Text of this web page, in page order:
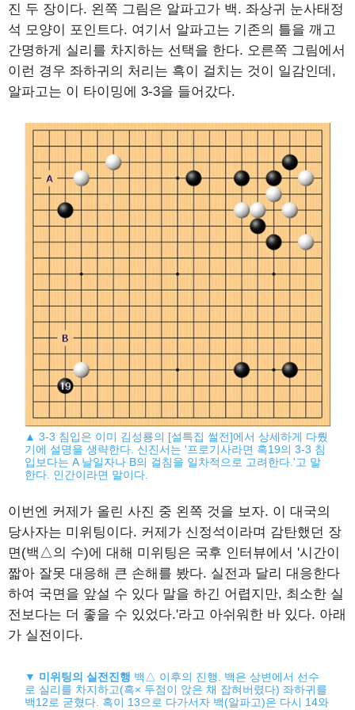
진 두 장이다. 왼쪽 그림은 알파고가 백. 좌상귀 눈사태정
석 모양이 포인트다. 여기서 알파고는 기존의 틀을 깨고
간명하게 실리를 차지하는 선택을 한다. 오른쪽 그림에서
이런 경우 좌하귀의 처리는 흑이 걸치는 것이 일감인데,
알파고는 이 타이밍에 3-3을 들어갔다.
▲ 3-3 침입은 이미 김성룡의 [설특집 썰전]에서 상세하게 다뤘
기에 설명을 생략한다. 신진서는 '프로기사라면 흑19의 3-3 침
입보다는 A 날일자나 B의 걸침을 일차적으로 고려한다.'고 말
한다. 인간이라면 말이다.
이번엔 커제가 올린 사진 중 왼쪽 것을 보자. 이 대국의
당사자는 미위팅이다. 커제가 신정석이라며 감탄했던 장
면(백△의 수)에 대해 미위팅은 국후 인터뷰에서 '시간이
짧아 잘못 대응해 큰 손해를 봤다. 실전과 달리 대응한다
하여 국면을 앞설 수 있다 말을 하긴 어렵지만, 최소한 실
전보다는 더 좋을 수 있었다.'라고 아쉬워한 바 있다. 아래
가 실전이다.
▼ 미위팅의 실전진행 백△ 이후의 진행. 백은 상변에서 선수
로 실리를 차지하고(흑× 두점이 앉은 채 잡혀버렸다) 좌하귀를
백12로 굳혔다. 흑이 13으로 다가서자 백(알파고)은 다시 14와